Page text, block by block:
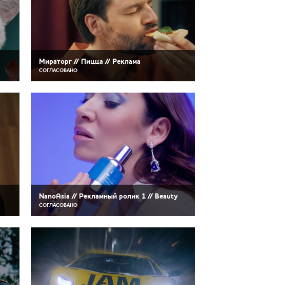
Мираторг // Пицца // Реклама
СОГЛАСОВАНО
NanoAsia // Рекламный ролик 1 // Beauty
СОГЛАСОВАНО